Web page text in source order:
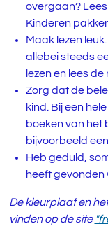
overgaan?
Kinderen
Maak lezen
allebei steeds
lezen en lees de
Zorg dat de
kind. Bij een
boeken van het
bijvoorbeeld
Heb geduld,
heeft gevonden
De kleurplaat en
vinden op de site